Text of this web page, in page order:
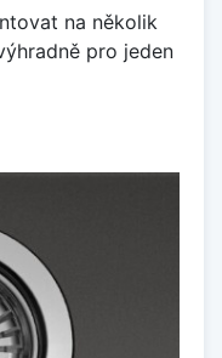
na několik
pro jeden